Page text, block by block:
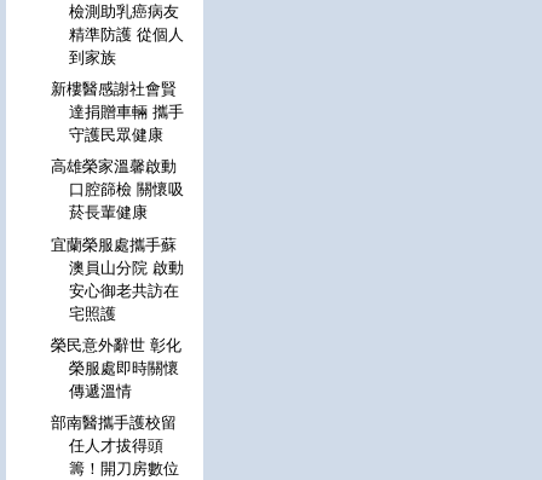
檢測助乳癌病友
精準防護 從個人
到家族
新樓醫感謝社會賢
達捐贈車輛 攜手
守護民眾健康
高雄榮家溫馨啟動
口腔篩檢 關懷吸
菸長輩健康
宜蘭榮服處攜手蘇
澳員山分院 啟動
安心御老共訪在
宅照護
榮民意外辭世 彰化
榮服處即時關懷
傳遞溫情
部南醫攜手護校留
任人才拔得頭
籌！開刀房數位